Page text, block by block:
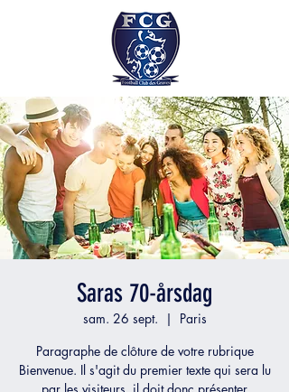
Saras 70-årsdag
sam. 26 sept.
  |
Paris
Paragraphe de clôture de votre rubrique
Bienvenue. Il s'agit du premier texte qui sera lu